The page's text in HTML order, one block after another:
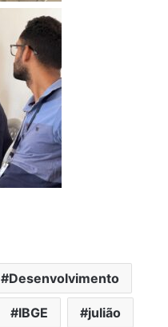
Desenvolvimento
IBGE julião